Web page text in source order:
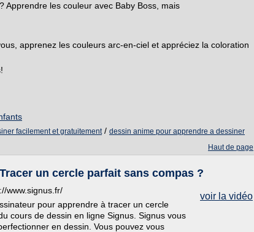
Apprendre les couleur avec Baby Boss, mais
apprenez les couleurs arc-en-ciel et appréciez la coloration
facilement et gratuitement/ dessin anime pour apprendre a dessiner
Haut de page
un cercle parfait sans compas ?
voir la vidéo
www.signus.fr/
pour apprendre à tracer un cercle
cours de dessin en ligne Signus. Signus vous
en dessin. Vous pouvez vous